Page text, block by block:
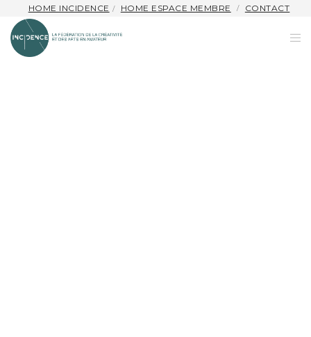
HOME INCIDENCE HOME ESPACE MEMBRE CONTACT